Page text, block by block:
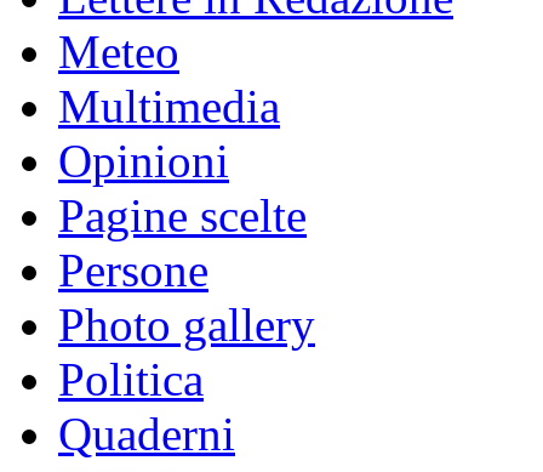
Meteo
Multimedia
Opinioni
Pagine scelte
Persone
Photo gallery
Politica
Quaderni